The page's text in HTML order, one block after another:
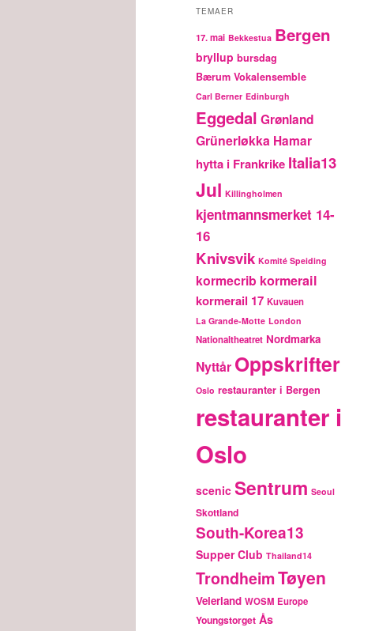
TEMAER
17. mai Bekkestua Bergen
bryllup bursdag
Bærum Vokalensemble
Carl Berner Edinburgh
Eggedal Grønland
Grünerløkka Hamar
hytta i Frankrike Italia13
Jul Killingholmen
kjentmannsmerket 14-
16
Knivsvik Komité Speiding
kormecrib kormerail
kormerail 17 Kuvauen
La Grande-Motte London
Nationaltheatret Nordmarka
Nyttår Oppskrifter
Oslo restauranter i Bergen
restauranter i
Oslo
scenic Sentrum Seoul
Skottland
South-Korea13
Supper Club Thailand14
TrondheimTøyen
Veierland WOSM Europe
Youngstorget Ås